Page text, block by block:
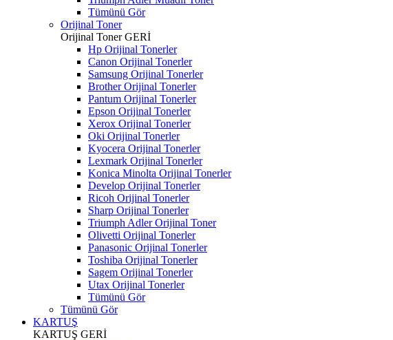
Tümünü Gör
Orijinal Toner
Orijinal TonerGERİ
Hp Orijinal Tonerler
Canon Orijinal Tonerler
Samsung Orijinal Tonerler
Brother Orijinal Tonerler
Pantum Orijinal Tonerler
Epson Orijinal Tonerler
Xerox Orijinal Tonerler
Oki Orijinal Tonerler
Kyocera Orijinal Tonerler
Lexmark Orijinal Tonerler
Konica Minolta Orijinal Tonerler
Develop Orijinal Tonerler
Ricoh Orijinal Tonerler
Sharp Orijinal Tonerler
Triumph Adler Orijinal Toner
Olivetti Orijinal Tonerler
Panasonic Orijinal Tonerler
Toshiba Orijinal Tonerler
Sagem Orijinal Tonerler
Utax Orijinal Tonerler
Tümünü Gör
Tümünü Gör
KARTUŞ
KARTUŞ GERİ